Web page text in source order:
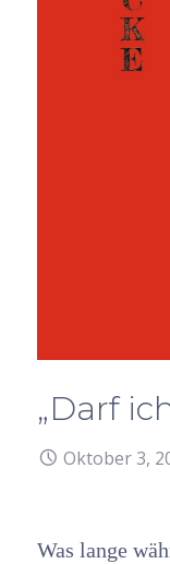
„Darf
Oktober 3,
Was lange